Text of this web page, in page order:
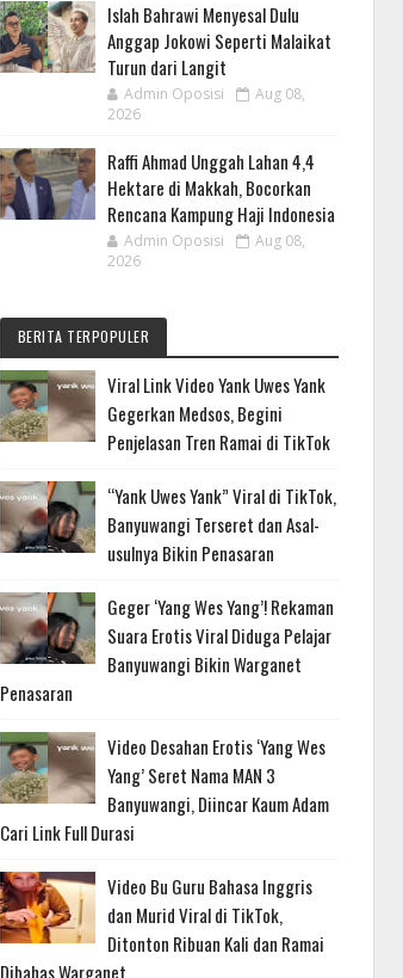
Islah Bahrawi Menyesal Dulu
Anggap Jokowi Seperti Malaikat
Turun dari Langit
Admin Oposisi
Aug 08,
2026
Raffi Ahmad Unggah Lahan 4,4
Hektare di Makkah, Bocorkan
Rencana Kampung Haji Indonesia
Admin Oposisi
Aug 08,
2026
BERITA TERPOPULER
Viral Link Video Yank Uwes Yank
Gegerkan Medsos, Begini
Penjelasan Tren Ramai di TikTok
“Yank Uwes Yank” Viral di TikTok,
Banyuwangi Terseret dan Asal-
usulnya Bikin Penasaran
Geger ‘Yang Wes Yang’! Rekaman
Suara Erotis Viral Diduga Pelajar
Banyuwangi Bikin Warganet
Penasaran
Video Desahan Erotis ‘Yang Wes
Yang’ Seret Nama MAN 3
Banyuwangi, Diincar Kaum Adam
Cari Link Full Durasi
Video Bu Guru Bahasa Inggris
dan Murid Viral di TikTok,
Ditonton Ribuan Kali dan Ramai
Dibahas Warganet